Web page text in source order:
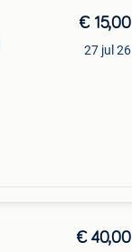
€ 15,00
27 jul 26
€ 40,00